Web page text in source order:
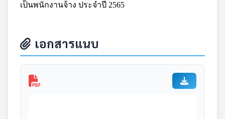
เป็นพนักงานจ้าง ประจำปี 2565
เอกสารแนบ